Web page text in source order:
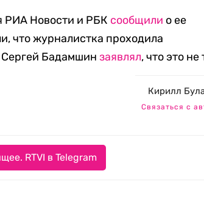
РИА Новости и РБК сообщили о ее
что журналистка проходила
Сергей Бадамшинзаявлял, что это не
Кирилл
Связаться с
RTVI в Telegram